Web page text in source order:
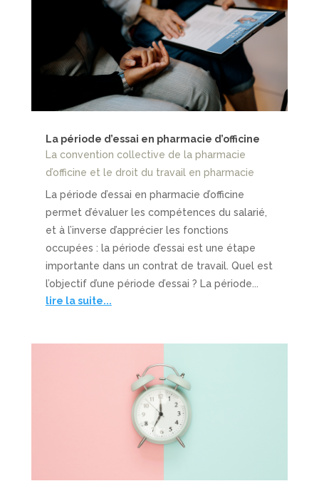
La période d’essai en pharmacie d’officine
La convention collective de la pharmacie
d’officine et le droit du travail en pharmacie
La période d’essai en pharmacie d’officine
permet d’évaluer les compétences du salarié,
et à l’inverse d’apprécier les fonctions
occupées : la période d’essai est une étape
importante dans un contrat de travail. Quel est
l’objectif d’une période d’essai ? La période...
lire la suite...